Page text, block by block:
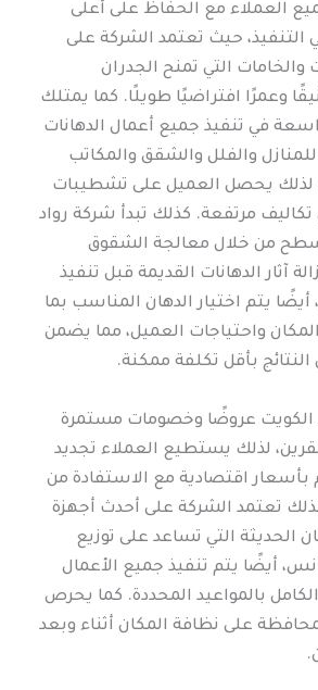
العملاء مع الحفاظ على أعلى
التنفيذ، حيث تعتمد الشركة على
والخامات التي تمنح الجدران
وعمرًا افتراضيًا طويلًا. كما يمتلك
في تنفيذ جميع أعمال الدهانات
للمنازل والفلل والشقق والمكاتب
لذلك يحصل العميل على تشطيبات
مرتفعة. كذلك تبدأ شركة رواد
من خلال معالجة الشقوق
آثار الدهانات القديمة قبل تنفيذ
أيضًا يتم اختيار الدهان المناسب بما
واحتياجات العميل، مما يضمن
بأقل تكلفة ممكنة.
الكويت عروضًا وخصومات مستمرة
لذلك يستطيع العملاء تجديد
بأسعار اقتصادية مع الاستفادة من
تعتمد الشركة على أحدث أجهزة
الحديثة التي تساعد على توزيع
أيضًا يتم تنفيذ جميع الأعمال
بالمواعيد المحددة. كما يحرص
على نظافة المكان أثناء وبعد